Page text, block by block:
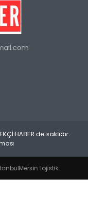
HABER de saklıdır.
Mersin Lojistik